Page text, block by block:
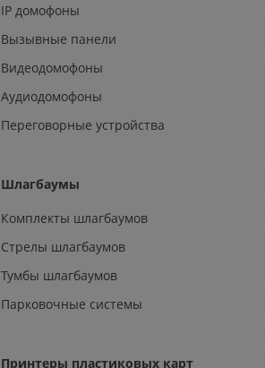
IP домофоны
Вызывные панели
Видеодомофоны
Аудиодомофоны
Переговорные устройства
Шлагбаумы
Комплекты шлагбаумов
Стрелы шлагбаумов
Тумбы шлагбаумов
Парковочные системы
Принтеры пластиковых карт